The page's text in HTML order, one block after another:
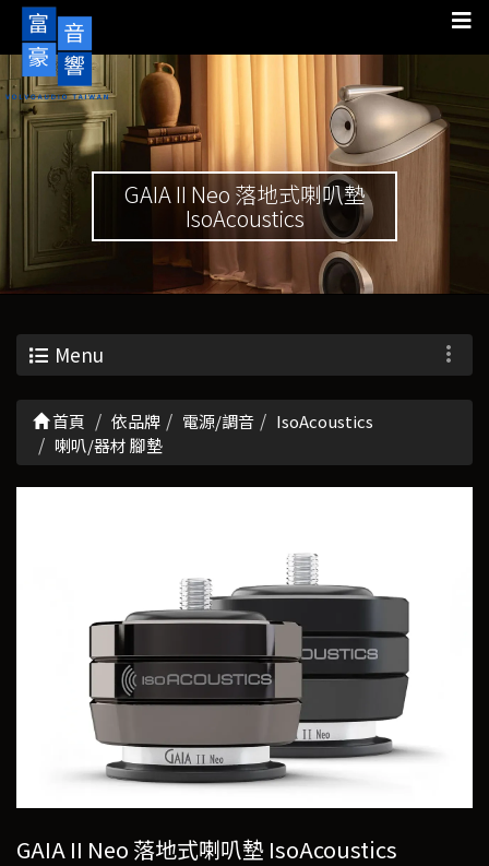
GAIA II Neo 落地式喇叭墊
IsoAcoustics
Menu
首頁 依品牌 電源/調音
IsoAcoustics
喇叭/器材 腳墊
GAIA II Neo 落地式喇叭墊 IsoAcoustics